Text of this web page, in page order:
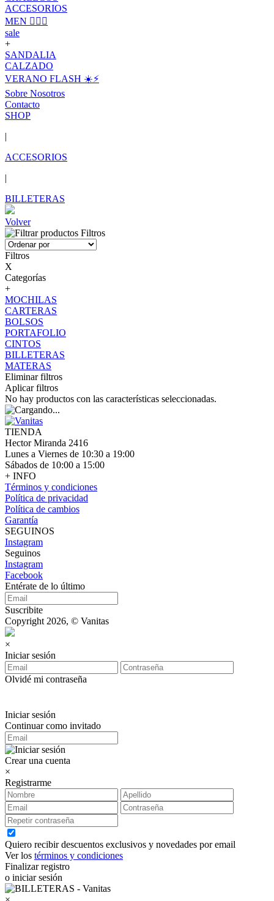
ACCESORIOS
MEN 🙋🏽‍♂️
sale
+
SANDALIA
CALZADO
VERANO FLASH ☀️⚡️
Sobre Nosotros
Contacto
SHOP
|
ACCESORIOS
|
BILLETERAS
Volver
Filtros
Filtros
X
Categorías
+
MOCHILAS
CARTERAS
BOLSOS
PORTAFOLIO
CINTOS
BILLETERAS
MATERAS
Eliminar filtros
Aplicar filtros
No hay productos con las características seleccionadas.
TIENDA
Hector Miranda 2416
Lunes a Viernes de 10:30 a 19:00
Sábados de 10:00 a 15:00
+ INFO
Términos y condiciones
Política de privacidad
Política de cambios
Garantía
SEGUINOS
Instagram
Seguinos
Instagram
Facebook
Entérate de lo último
Suscribite
Copyright 2026, © Vanitas
×
Iniciar sesión
Olvidé mi contraseña
Iniciar sesión
Continuar como invitado
Crear una cuenta
×
Registrarme
Quiero recibir descuentos exclusivos y novedades por email
Ver los términos y condiciones
Finalizar registro
o iniciar sesión